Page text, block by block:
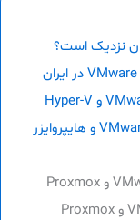
مرور وبینار چهارم: مقایسه VMware vSphere 9 و هایپروایزر